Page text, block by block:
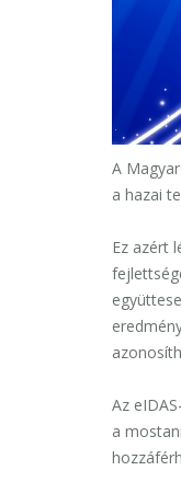
A
a hazai
Ez azért
Az
a